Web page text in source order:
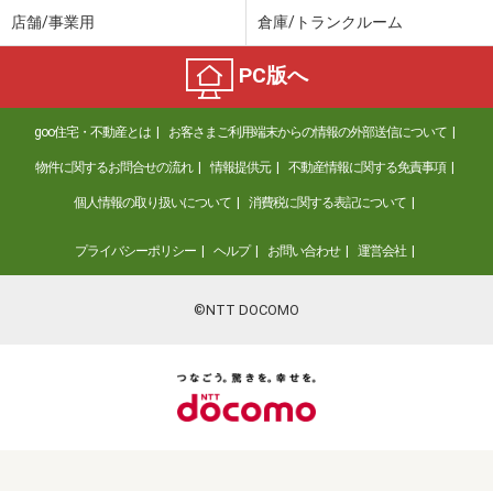
店舗/事業用 倉庫/トランクルーム
PC版へ
goo住宅・不動産とは お客さまご利用端末からの情報の外部送信について
物件に関するお問合せの流れ 情報提供元 不動産情報に関する免責事項
個人情報の取り扱いについて 消費税に関する表記について
プライバシーポリシー ヘルプ お問い合わせ 運営会社
©NTT DOCOMO